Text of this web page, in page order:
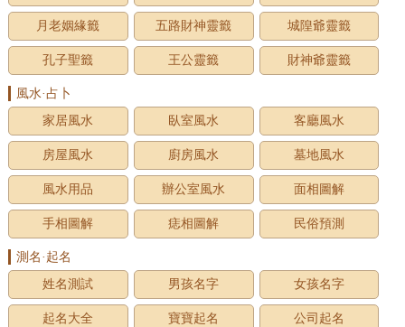
月老姻緣籤 五路財神靈籤 城隍爺靈籤
孔子聖籤 王公靈籤 財神爺靈籤
風水·占卜
家居風水
臥室風水 客廳風水
房屋風水 廚房風水 墓地風水
風水用品 辦公室風水 面相圖解
手相圖解 痣相圖解 民俗預測
測名·起名
姓名測試
男孩名字 女孩名字
起名大全 寶寶起名 公司起名